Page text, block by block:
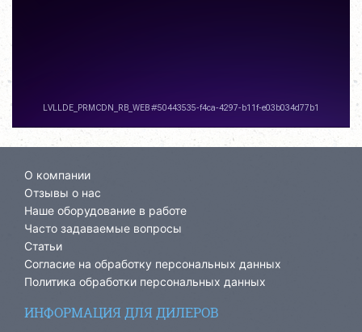
О компании
Отзывы о нас
Наше оборудование в работе
Часто задаваемые вопросы
Статьи
Согласие на обработку персональных данных
Политика обработки персональных данных
ИНФОРМАЦИЯ ДЛЯ ДИЛЕРОВ